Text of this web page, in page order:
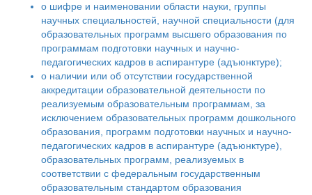
о шифре и наименовании области науки, группы
научных специальностей, научной специальности (для
образовательных программ высшего образования по
программам подготовки научных и научно-
педагогических кадров в аспирантуре (адъюнктуре);
о наличии или об отсутствии государственной
аккредитации образовательной деятельности по
реализуемым образовательным программам, за
исключением образовательных программ дошкольного
образования, программ подготовки научных и научно-
педагогических кадров в аспирантуре (адъюнктуре),
образовательных программ, реализуемых в
соответствии с федеральным государственным
образовательным стандартом образования